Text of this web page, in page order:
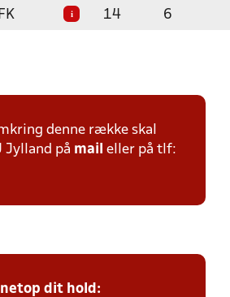
i 14 6
denne række skal
Jylland på mail eller på tlf:
dit hold: